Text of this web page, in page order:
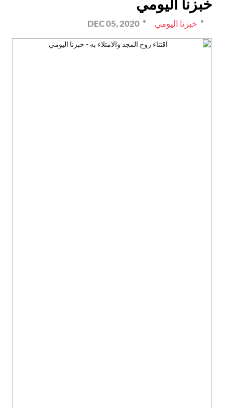
خبزنا اليومي
خبزنا اليومي DEC 05, 2020